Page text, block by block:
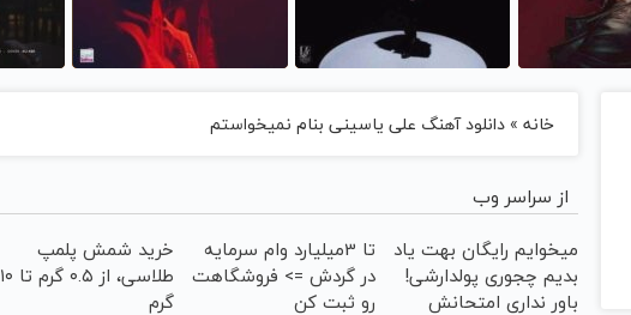
خانه »دانلود آهنگ علی یاسینی بنام نمیخواستم
از سراسر وب
میخوایم رایگان بهت یاد
بدیم چجوری پولدارشی!
باور نداری امتحانش
تا 3میلیارد وام سرمایه
در گردش => فروشگاهت
رو ثبت کن
خرید شمش پلمپ
طلاسی، از ۰.۵ گرم تا ۱۰
گرم